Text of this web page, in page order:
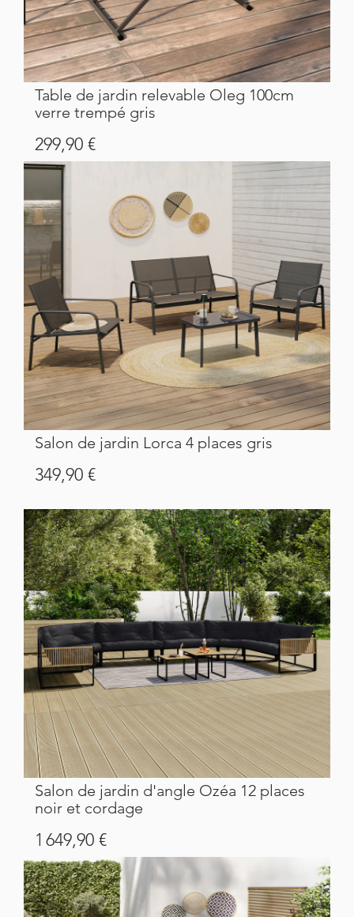
Table de jardin relevable Oleg 100cm
verre trempé gris
Prix
299,90 €
Salon de jardin Lorca 4 places gris
Prix
349,90 €
Salon de jardin d'angle Ozéa 12 places
noir et cordage
Prix
1 649,90 €